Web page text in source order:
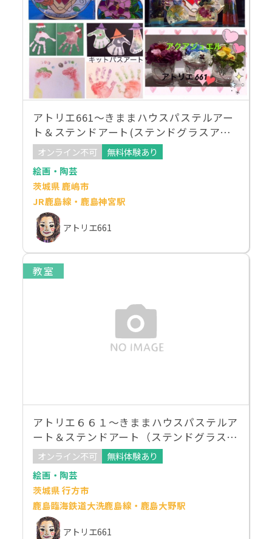
アトリエ661～きままハウスパステルアー
ト＆ステンドアート(ステンドグラスアー
ト）～ 空結教室
オンライン不可
無料体験あり
絵画・陶芸
茨城県 鹿嶋市
JR鹿島線・鹿島神宮駅
アトリエ661
教室
アトリエ６６１～きままハウスパステルア
ート＆ステンドアート（ステンドグラスア
ート） レイクエコー教室
オンライン不可
無料体験あり
絵画・陶芸
茨城県 行方市
鹿島臨海鉄道大洗鹿島線・鹿島大野駅
アトリエ661